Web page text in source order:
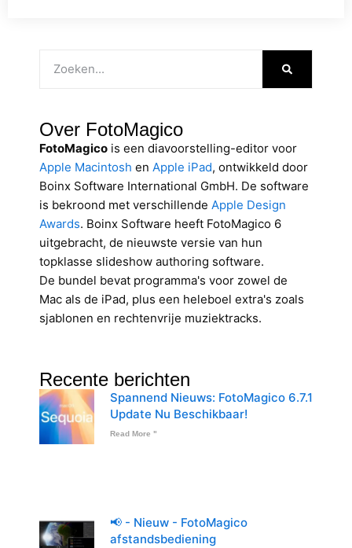
Over FotoMagico
FotoMagico is een diavoorstelling-editor voor
Apple Macintosh en Apple iPad, ontwikkeld door
Boinx Software International GmbH. De software
is bekroond met verschillende Apple Design
Awards. Boinx Software heeft FotoMagico 6
uitgebracht, de nieuwste versie van hun
topklasse slideshow authoring software.
De bundel bevat programma's voor zowel de
Mac als de iPad, plus een heleboel extra's zoals
sjablonen en rechtenvrije muziektracks.
Recente berichten
Spannend Nieuws: FotoMagico 6.7.1
Update Nu Beschikbaar!
Read More "
📢 - Nieuw - FotoMagico
afstandsbediening